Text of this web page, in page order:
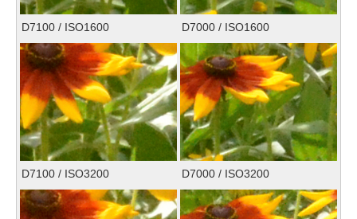
D7100 / ISO1600 D7000 / ISO1600
D7100 / ISO3200 D7000 / ISO3200